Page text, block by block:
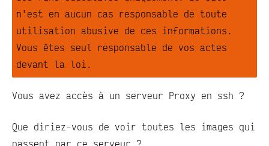
n'est en aucun cas responsable de toute
utilisation abusive de ces informations.
Vous êtes seul responsable de vos actes
devant la loi.
Vous avez accès à un serveur Proxy en ssh ?
Que diriez-vous de voir toutes les images qui
passent par ce serveur ?